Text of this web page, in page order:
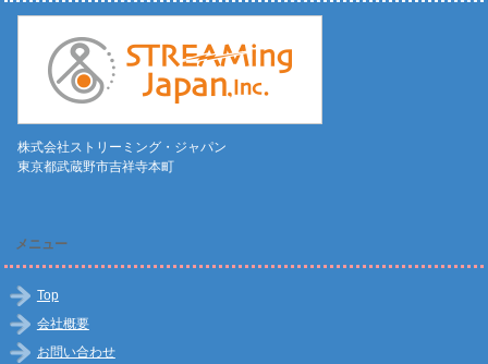
株式会社ストリーミング・ジャパン
東京都武蔵野市吉祥寺本町
メニュー
Top
会社概要
お問い合わせ